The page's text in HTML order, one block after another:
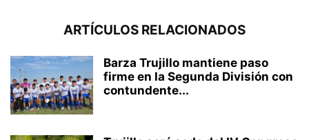
ARTÍCULOS RELACIONADOS
Barza Trujillo mantiene paso
firme en la Segunda División con
contundente...